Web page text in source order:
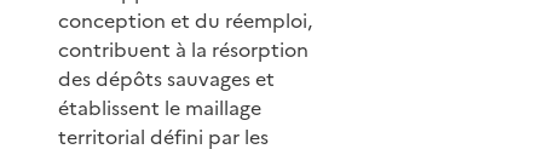
conception et du réemploi,
contribuent à la résorption
des dépôts sauvages et
établissent le maillage
territorial défini par les